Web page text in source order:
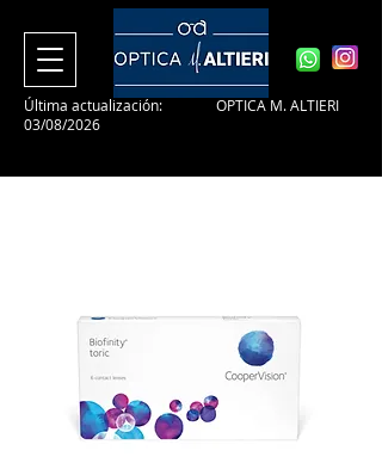
Última actualización:
03/08/2026
OPTICA M. ALTIERI